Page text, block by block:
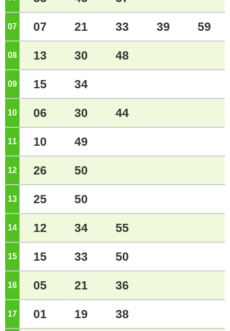
07 07 21 33 39 59
08 13 30 48
09 15 34
10 06 30 44
11 10 49
12 26 50
13 25 50
14 12 34 55
15 15 33 50
16 05 21 36
17 01 19 38